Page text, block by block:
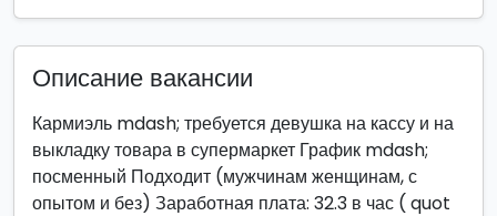
Описание вакансии
Кармиэль mdash; требуется девушка на кассу и на
выкладку товара в супермаркет График mdash;
посменный Подходит (мужчинам женщинам, с
опытом и без) Заработная плата: 32.3 в час ( quot